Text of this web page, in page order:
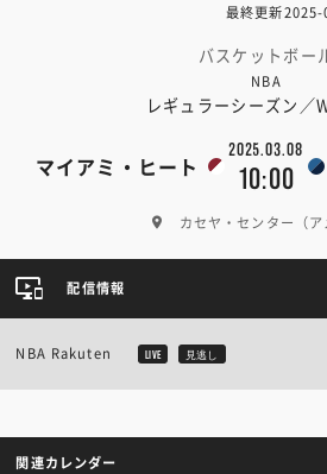
最終更新
バスケットボー
NBA
レギュラーシーズン／
マイアミ・ヒート
2025.03.08
10:00
カセヤ・センター（ア
配信情報
NBA Rakuten LIVE 見逃し
関連カレンダー